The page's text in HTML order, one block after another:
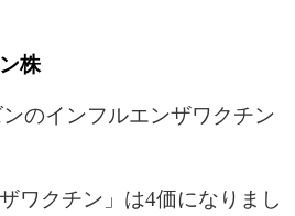
株
のインフルエンザワクチン
ワクチン」は4価になりまし